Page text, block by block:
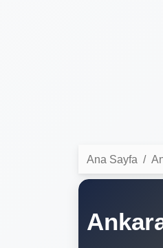
Ana Sayfa